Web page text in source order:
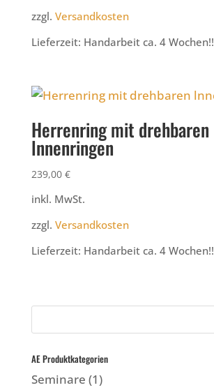
zzgl. Versandkosten
Lieferzeit: Handarbeit ca. 4 Wochen!!
Herrenring mit drehbaren
lnnenringen
239,00 €
inkl. MwSt.
zzgl. Versandkosten
Lieferzeit: Handarbeit ca. 4 Wochen!!
AE Produktkategorien
Seminare (1)